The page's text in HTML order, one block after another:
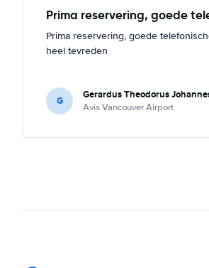
Prima reservering, goede
heel tevreden
G Gerardus Theodorus
Avis Vancouver Airport